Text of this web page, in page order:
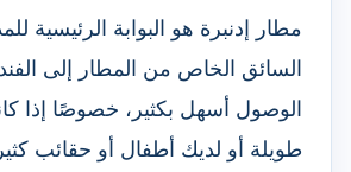
مطار إدنبرة هو البوابة الرئيسية
السائق الخاص من المطار إلى
الوصول أسهل بكثير، خصوصًا إذا
طويلة أو لديك أطفال أو حقائب